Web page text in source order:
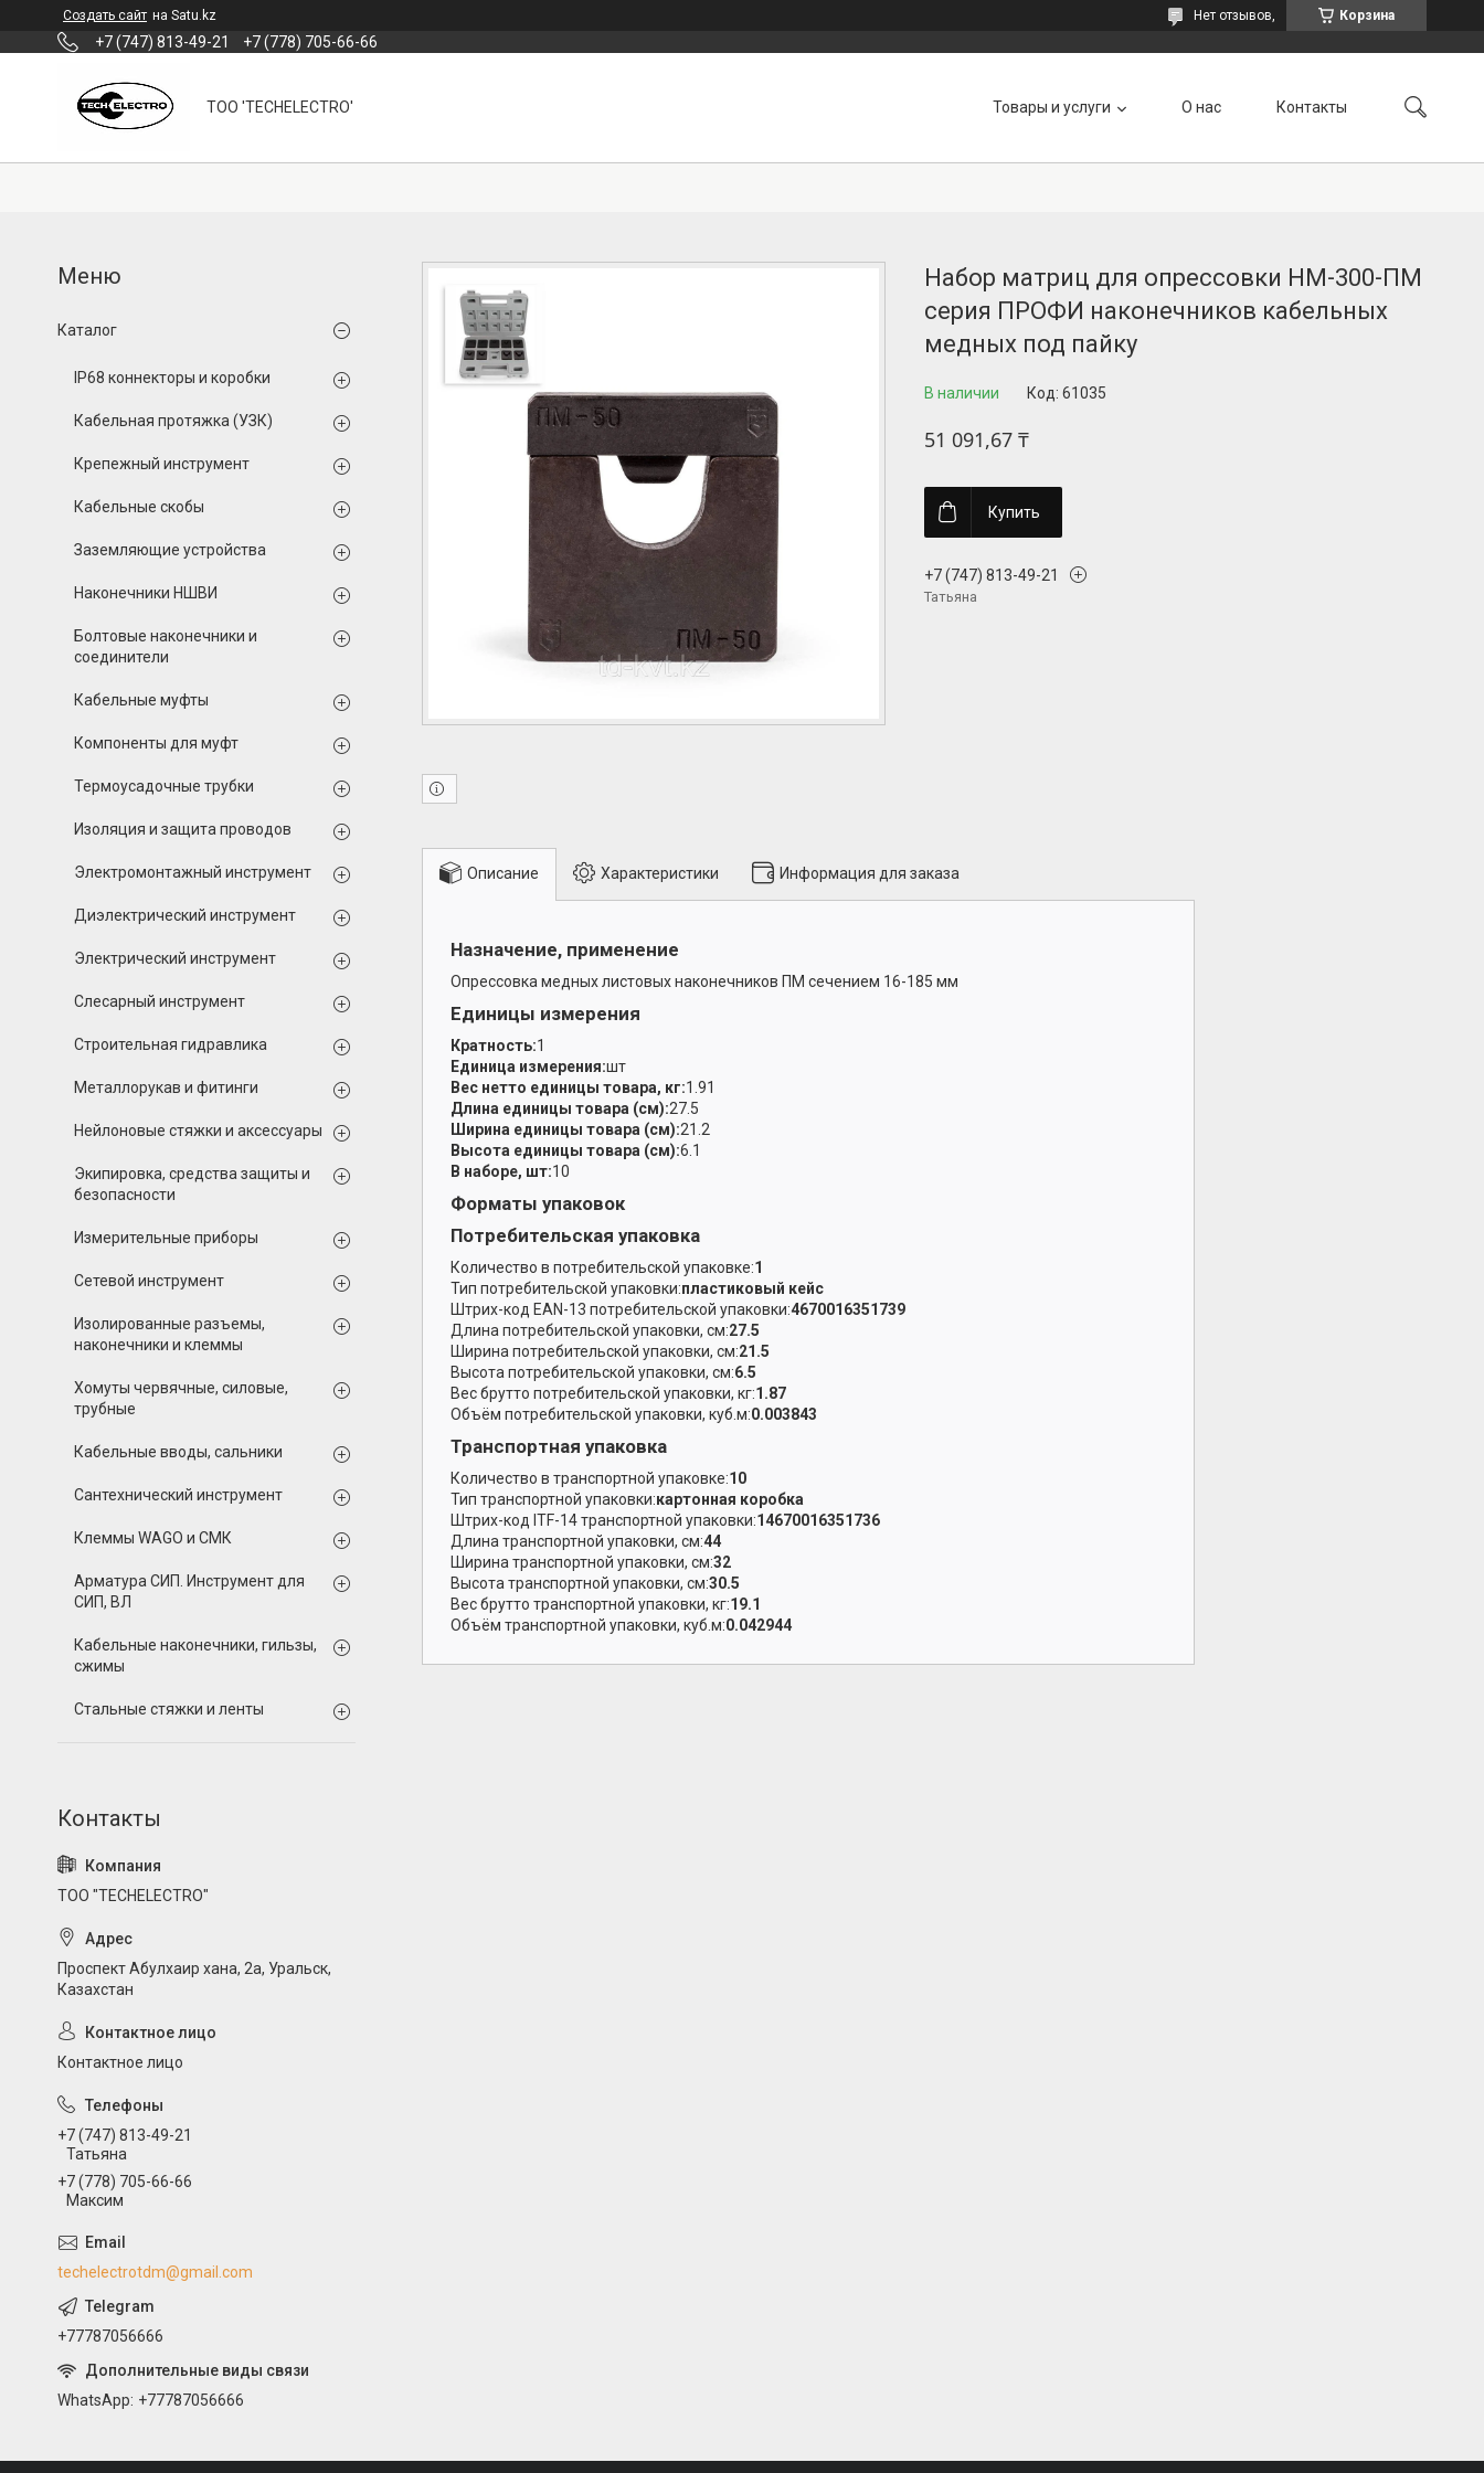
Создать сайт на Satu.kz Корзина
Нет отзывов,
+7 (747) 813-49-21 +7 (778) 705-66-66
ТОО 'TECHELECTRO' Товары и услуги О нас Контакты
Набор матриц для опрессовки НМ-300-ПМ
серия ПРОФИ наконечников кабельных
медных под пайку
В наличии Код: 61035
51 091,67 ₸
Купить
+7 (747) 813-49-21
Татьяна
Описание Характеристики Информация для заказа
Назначение, применение
Опрессовка медных листовых наконечников ПМ сечением 16-185 мм
Единицы измерения
Кратность:1
Единица измерения:шт
Вес нетто единицы товара, кг:1.91
Длина единицы товара (см):27.5
Ширина единицы товара (см):21.2
Высота единицы товара (см):6.1
В наборе, шт:10
Форматы упаковок
Потребительская упаковка
Количество в потребительской упаковке:1
Тип потребительской упаковки:пластиковый кейс
Штрих-код EAN-13 потребительской упаковки:4670016351739
Длина потребительской упаковки, см:27.5
Ширина потребительской упаковки, см:21.5
Высота потребительской упаковки, см:6.5
Вес брутто потребительской упаковки, кг:1.87
Объём потребительской упаковки, куб.м:0.003843
Транспортная упаковка
Количество в транспортной упаковке:10
Тип транспортной упаковки:картонная коробка
Штрих-код ITF-14 транспортной упаковки:14670016351736
Длина транспортной упаковки, см:44
Ширина транспортной упаковки, см:32
Высота транспортной упаковки, см:30.5
Вес брутто транспортной упаковки, кг:19.1
Объём транспортной упаковки, куб.м:0.042944
Каталог
IP68 коннекторы и коробки
Кабельная протяжка (УЗК)
Крепежный инструмент
Кабельные скобы
Заземляющие устройства
Наконечники НШВИ
Болтовые наконечники и
соединители
Кабельные муфты
Компоненты для муфт
Термоусадочные трубки
Изоляция и защита проводов
Электромонтажный инструмент
Диэлектрический инструмент
Электрический инструмент
Слесарный инструмент
Строительная гидравлика
Металлорукав и фитинги
Нейлоновые стяжки и аксессуары
Экипировка, средства защиты и
безопасности
Измерительные приборы
Сетевой инструмент
Изолированные разъемы,
наконечники и клеммы
Хомуты червячные, силовые,
трубные
Кабельные вводы, сальники
Сантехнический инструмент
Клеммы WAGO и СМК
Арматура СИП. Инструмент для
СИП, ВЛ
Кабельные наконечники, гильзы,
сжимы
Стальные стяжки и ленты
ТОО "TECHELECTRO"
Проспект Абулхаир хана, 2а, Уральск,
Казахстан
Контактное лицо
+7 (747) 813-49-21
Татьяна
+7 (778) 705-66-66
Максим
techelectrotdm@gmail.com
+77787056666
WhatsApp +77787056666